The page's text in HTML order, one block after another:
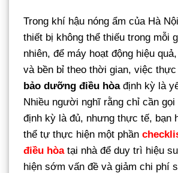
Trong khí hậu nóng ẩm của Hà
thiết bị không thể thiếu trong mỗi
nhiên, để máy hoạt động hiệu
và bền bỉ theo thời gian, việc thực
bảo dưỡng điều hòađịnh kỳ là
Nhiều người nghĩ rằng chỉ cần
định kỳ là đủ, nhưng thực tế, bạn
thể tự thực hiện một phần
điều hòatại nhà để duy trì hiệu
hiện sớm vấn đề và giảm chi phí